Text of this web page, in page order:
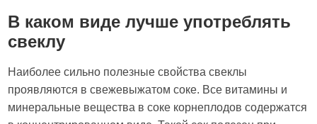
В каком виде лучше употреблять
свеклу
Наиболее сильно полезные свойства свеклы
проявляются в свежевыжатом соке. Все витамины и
минеральные вещества в соке корнеплодов содержатся